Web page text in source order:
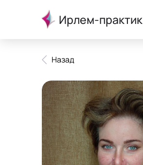
Ирлем-практик
Назад